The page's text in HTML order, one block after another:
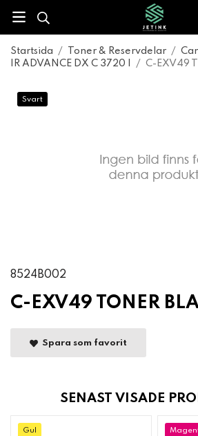
Startsida / Toner & Reservdelar /
IR ADVANCE DX C 3720 I
/ C-EXV49
Svart
8524B002
C-EXV49 TONER
Spara som favorit
SENAST VISADE
Gul